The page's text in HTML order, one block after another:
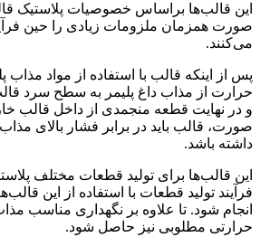
این قالب‌ها براساس خصوصیات پلاستیک
صورت همزمان ملزومات زیادی را حین
می‌کنند.
پس از اینکه قالب با استفاده از مواد
حرارت از مذاب داغ پلیمر به سطح سرد
و در نهایت قطعه منجمدی از داخل قالب
صورت، قالب باید در برابر فشار بالای
داشته باشد.
این قالب‌ها برای تولید قطعات مختلف
فرآیند تولید قطعات با استفاده از این
انجام شود. تا علاوه بر نگهداری مناسب
حرارتی مطلوبی نیز حاصل شود.